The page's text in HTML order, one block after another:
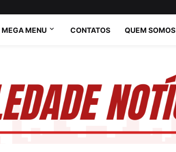
MEGA MENU CONTATOS QUEM SOMOS